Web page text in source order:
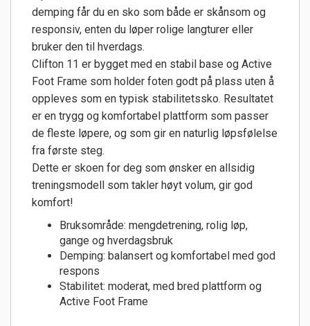
demping får du en sko som både er skånsom og
responsiv, enten du løper rolige langturer eller
bruker den til hverdags.
Clifton 11 er bygget med en stabil base og Active
Foot Frame som holder foten godt på plass uten å
oppleves som en typisk stabilitetssko. Resultatet
er en trygg og komfortabel plattform som passer
de fleste løpere, og som gir en naturlig løpsfølelse
fra første steg.
Dette er skoen for deg som ønsker en allsidig
treningsmodell som takler høyt volum, gir god
komfort!
Bruksområde: mengdetrening, rolig løp,
gange og hverdagsbruk
Demping: balansert og komfortabel med god
respons
Stabilitet: moderat, med bred plattform og
Active Foot Frame